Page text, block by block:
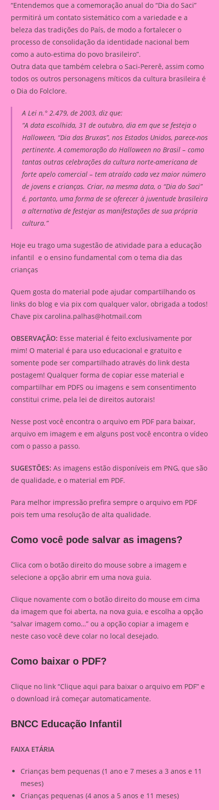
“Entendemos que a comemoração anual do “Dia do Saci”
permitirá um contato sistemático com a variedade e a
beleza das tradições do País, de modo a fortalecer o
processo de consolidação da identidade nacional bem
como a auto-estima do povo brasileiro”.
Outra data que também celebra o Saci-Pererê, assim como
todos os outros personagens míticos da cultura brasileira é
o Dia do Folclore.
A Lei n.° 2.479, de 2003, diz que:
“A data escolhida, 31 de outubro, dia em que se festeja o
Halloween, “Dia das Bruxas”, nos Estados Unidos, parece-nos
pertinente. A comemoração do Halloween no Brasil – como
tantas outras celebrações da cultura norte-americana de
forte apelo comercial – tem atraído cada vez maior número
de jovens e crianças. Criar, na mesma data, o “Dia do Saci”
é, portanto, uma forma de se oferecer à juventude brasileira
a alternativa de festejar as manifestações de sua própria
cultura.”
Hoje eu trago uma sugestão de atividade para a educação
infantil e o ensino fundamental com o tema dia das
crianças
Quem gosta do material pode ajudar compartilhando os
links do blog e via pix com qualquer valor, obrigada a todos!
Chave pixcarolina.palhas@hotmail.com
OBSERVAÇÃO: Esse material é feito exclusivamente por
mim! O material é para uso educacional e gratuito e
somente pode ser compartilhado através do link desta
postagem! Qualquer forma de copiar esse material e
compartilhar em PDFS ou imagens e sem consentimento
constitui crime, pela lei de direitos autorais!
Nesse post você encontra o arquivo em PDF para baixar,
arquivo em imagem e em alguns post você encontra o vídeo
com o passo a passo.
SUGESTÕES: As imagens estão disponíveis em PNG, que são
de qualidade, e o material em PDF.
Para melhor impressão prefira sempre o arquivo em PDF
pois tem uma resolução de alta qualidade.
Como você pode salvar as imagens?
Clica com o botão direito do mouse sobre a imagem e
selecione a opção abrir em uma nova guia.
Clique novamente com o botão direito do mouse em cima
da imagem que foi aberta, na nova guia, e escolha a opção
“salvar imagem como…” ou a opção copiar a imagem e
neste caso você deve colar no local desejado.
Como baixar o PDF?
Clique no link “Clique aqui para baixar o arquivo em PDF” e
o download irá começar automaticamente.
BNCC Educação Infantil
FAIXA ETÁRIA
Crianças bem pequenas (1 ano e 7 meses a 3 anos e 11
meses)
Crianças pequenas (4 anos a 5 anos e 11 meses)